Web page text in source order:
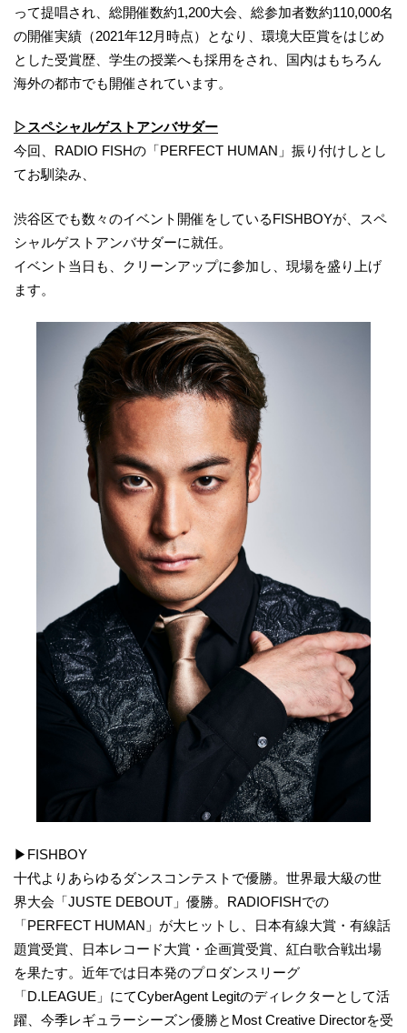
って提唱され、総開催数約1,200大会、総参加者数約110,000名
の開催実績（2021年12月時点）となり、環境大臣賞をはじめ
とした受賞歴、学生の授業へも採用をされ、国内はもちろん
海外の都市でも開催されています。
▷スペシャルゲストアンバサダー
今回、RADIO FISHの「PERFECT HUMAN」振り付けしとし
てお馴染み、
渋谷区でも数々のイベント開催をしているFISHBOYが、スペ
シャルゲストアンバサダーに就任。
イベント当日も、クリーンアップに参加し、現場を盛り上げ
ます。
▶︎FISHBOY
十代よりあらゆるダンスコンテストで優勝。世界最大級の世
界大会「JUSTE DEBOUT」優勝。RADIOFISHでの
「PERFECT HUMAN」が大ヒットし、日本有線大賞・有線話
題賞受賞、日本レコード大賞・企画賞受賞、紅白歌合戦出場
を果たす。近年では日本発のプロダンスリーグ
「D.LEAGUE」にてCyberAgent Legitのディレクターとして活
躍、今季レギュラーシーズン優勝とMost Creative Directorを受